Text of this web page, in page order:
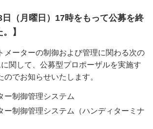
日（月曜日）17時をもって公募を終
】
メーターの制御および管理に関わる次の
関して、公募型プロポーザルを実施す
のでお知らせいたします。
ー制御管理システム
ー制御管理システム（ハンディターミナ